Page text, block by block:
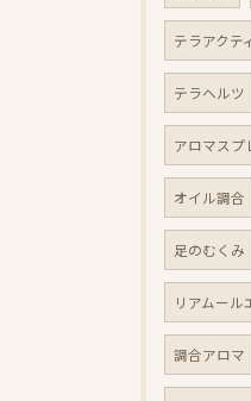
テラアクテ
テラヘルツ
アロマスプ
オイル調合
足のむくみ
リアムー
調合アロマ